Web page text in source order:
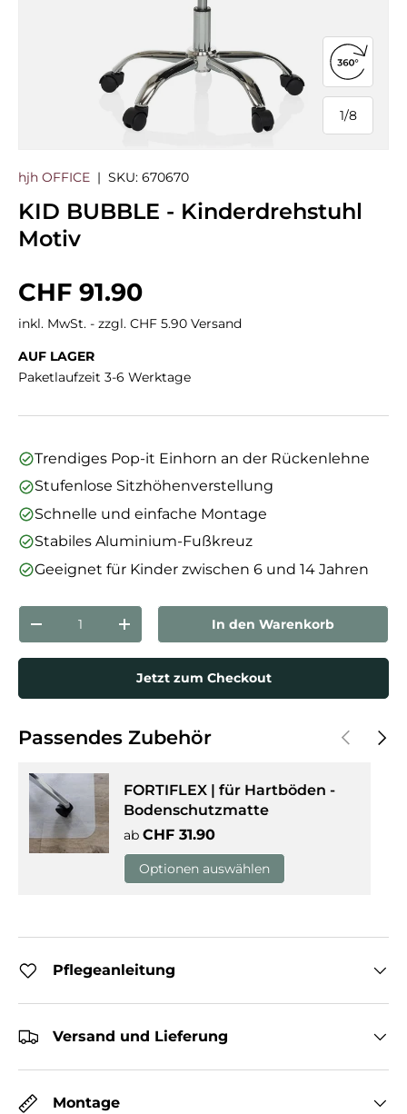
1/
von
8
360°-
hjh OFFICE | SKU: 670670
KID BUBBLE - Kinderdrehstuhl
Motiv
Normaler Preis
CHF 91.90
inkl. MwSt. - zzgl. CHF 5.90 Versand
AUF LAGER
Paketlaufzeit 3-6 Werktage
Trendiges Pop-it Einhorn an der Rückenlehne
Stufenlose Sitzhöhenverstellung
Schnelle und einfache Montage
Stabiles Aluminium-Fußkreuz
Geeignet für Kinder zwischen 6 und 14 Jahren
Anzahl
Menge verringernMenge erhöhenIn den Warenkorb
Jetzt zum Checkout
Passendes Zubehör Vorherige
FORTIFLEX | für Hartböden -
Bodenschutzmatte
ab Normaler Preis
CHF 31.90
Optionen auswählen
Pflegeanleitung
Versand und Lieferung
Montage